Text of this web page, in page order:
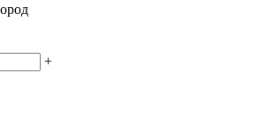
+